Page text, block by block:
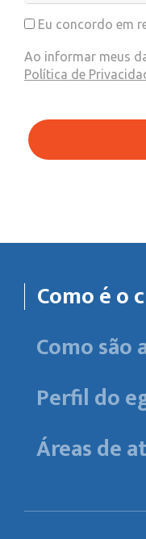
Eu concordo em
Ao informar meus
Política de
Como é o
Como são
Perfil do
Áreas de